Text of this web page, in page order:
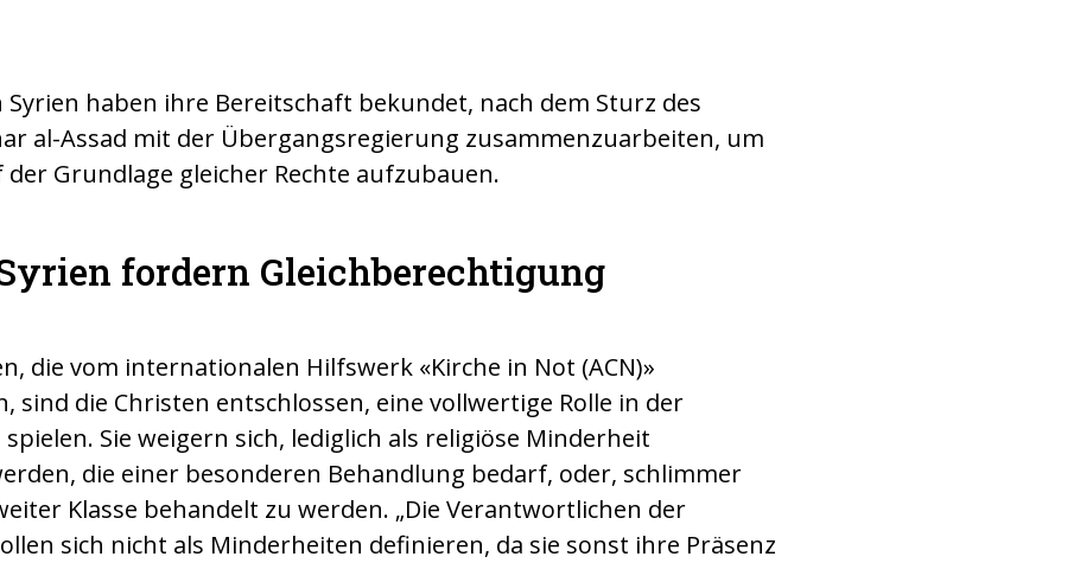
haben ihre Bereitschaft bekundet, nach dem Sturz des
al-Assad mit der Übergangsregierung zusammenzuarbeiten, um
der Grundlage gleicher Rechte aufzubauen.
fordern Gleichberechtigung
die vom internationalen Hilfswerk «Kirche in Not (ACN)»
sind die Christen entschlossen, eine vollwertige Rolle in der
Sie weigern sich, lediglich als religiöse Minderheit
die einer besonderen Behandlung bedarf, oder, schlimmer
Klasse behandelt zu werden. „Die Verantwortlichen der
sich nicht als Minderheiten definieren, da sie sonst ihre Präsenz